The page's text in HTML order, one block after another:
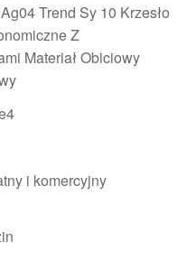
Trend Sy 10 Krzesło
Z
Materiał Obiciowy
i komercyjny